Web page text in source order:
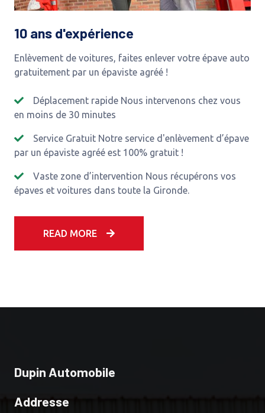
10 ans d'expérience
Enlèvement de voitures, faites enlever votre épave auto
gratuitement par un épaviste agréé !
Déplacement rapide Nous intervenons chez vous
en moins de 30 minutes
Service Gratuit Notre service d'enlèvement d’épave
par un épaviste agréé est 100% gratuit !
Vaste zone d’intervention Nous récupérons vos
épaves et voitures dans toute la Gironde.
READ MORE
Dupin Automobile
Addresse